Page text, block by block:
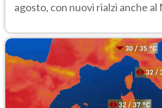
agosto, con nuovi rialzi anche al